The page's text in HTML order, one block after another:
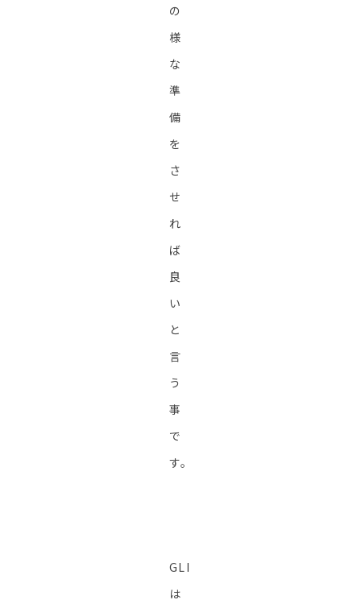
の
様
な
準
備
を
さ
せ
れ
ば
良
い
と
言
う
事
で
す。
GLI
は